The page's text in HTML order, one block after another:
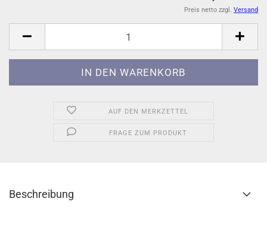
Preis netto zzgl. Versand
AUF DEN MERKZETTEL
FRAGE ZUM PRODUKT
Beschreibung